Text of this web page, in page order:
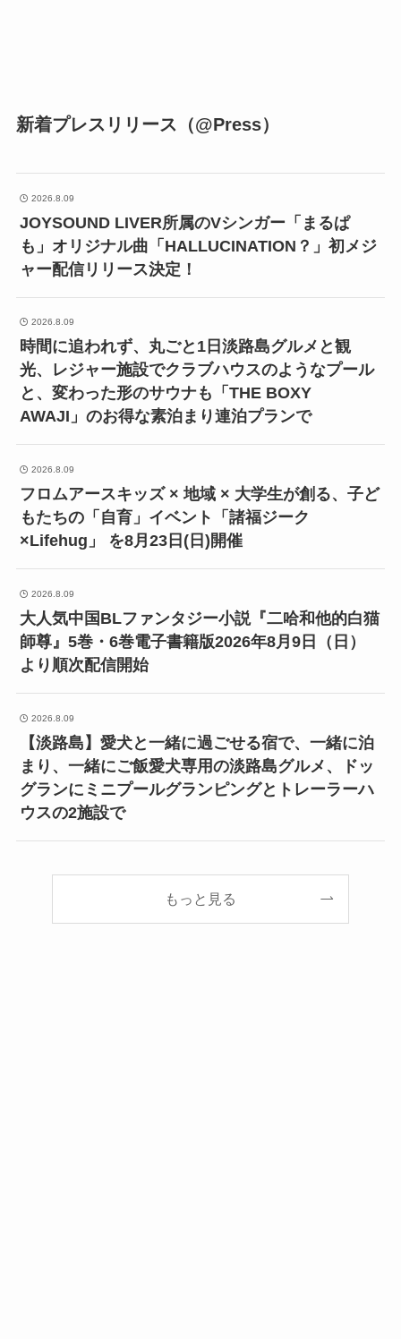
新着プレスリリース（@Press）
2026.8.09
JOYSOUND LIVER所属のVシンガー「まるぱ
も」オリジナル曲「HALLUCINATION？」初メジ
ャー配信リリース決定！
2026.8.09
時間に追われず、丸ごと1日淡路島グルメと観
光、レジャー施設でクラブハウスのようなプール
と、変わった形のサウナも「THE BOXY
AWAJI」のお得な素泊まり連泊プランで
2026.8.09
フロムアースキッズ × 地域 × 大学生が創る、子ど
もたちの「自育」イベント「諸福ジーク
×Lifehug」 を8月23日(日)開催
2026.8.09
大人気中国BLファンタジー小説『二哈和他的白猫
師尊』5巻・6巻電子書籍版2026年8月9日（日）
より順次配信開始
2026.8.09
【淡路島】愛犬と一緒に過ごせる宿で、一緒に泊
まり、一緒にご飯愛犬専用の淡路島グルメ、ドッ
グランにミニプールグランピングとトレーラーハ
ウスの2施設で
もっと見る